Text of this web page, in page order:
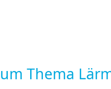
Thema